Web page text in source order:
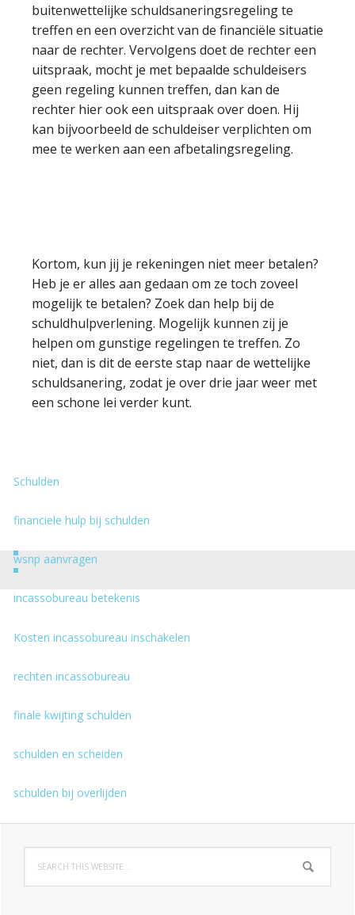
buitenwettelijke schuldsaneringsregeling te
treffen en een overzicht van de financiële situatie
naar de rechter. Vervolgens doet de rechter een
uitspraak, mocht je met bepaalde schuldeisers
geen regeling kunnen treffen, dan kan de
rechter hier ook een uitspraak over doen. Hij
kan bijvoorbeeld de schuldeiser verplichten om
mee te werken aan een afbetalingsregeling.
Kortom, kun jij je rekeningen niet meer betalen?
Heb je er alles aan gedaan om ze toch zoveel
mogelijk te betalen? Zoek dan help bij de
schuldhulpverlening. Mogelijk kunnen zij je
helpen om gunstige regelingen te treffen. Zo
niet, dan is dit de eerste stap naar de wettelijke
schuldsanering, zodat je over drie jaar weer met
een schone lei verder kunt.
Schulden
financiele hulp bij schulden
wsnp aanvragen
incassobureau betekenis
Kosten incassobureau inschakelen
rechten incassobureau
finale kwijting schulden
schulden en scheiden
schulden bij overlijden